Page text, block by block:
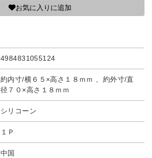
お気に入りに追加
4984831055124
約内寸/横６５×高さ１８ｍｍ 、約外寸/直
径７０×高さ１８ｍｍ
シリコーン
１Ｐ
中国